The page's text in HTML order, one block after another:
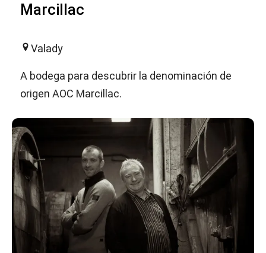
Marcillac
Valady
A bodega para descubrir la denominación de
origen AOC Marcillac.